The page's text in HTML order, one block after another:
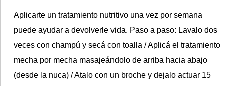
Aplicarte un tratamiento nutritivo una vez por semana
puede ayudar a devolverle vida. Paso a paso: Lavalo dos
veces con champú y secá con toalla / Aplicá el tratamiento
mecha por mecha masajeándolo de arriba hacia abajo
(desde la nuca) / Atalo con un broche y dejalo actuar 15